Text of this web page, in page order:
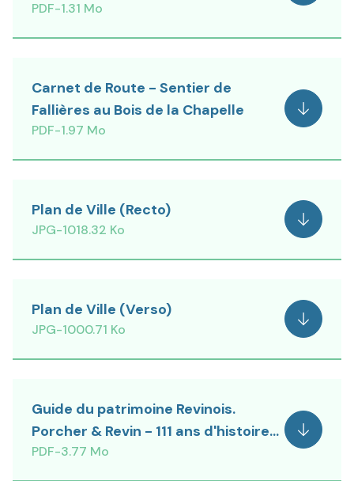
PDF-1.31 Mo
Carnet de Route - Sentier de
Fallières au Bois de la Chapelle
PDF-1.97 Mo
Voir
Plan de Ville (Recto)
JPG-1018.32 Ko Voir
Plan de Ville (Verso)
JPG-1000.71 Ko Voir
Guide du patrimoine Revinois.
Porcher & Revin - 111 ans d'histoire...
PDF-3.77 Mo
Voir